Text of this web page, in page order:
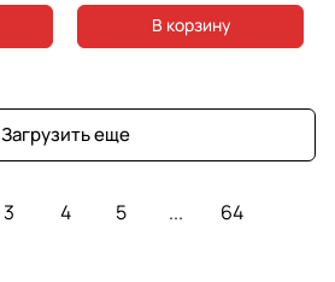
В корзину
Загрузить еще
3 4 5 ... 64